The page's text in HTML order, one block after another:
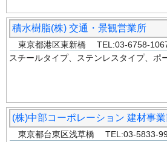
積水樹脂(株) 交通・景観営業所
東京都港区東新橋 TEL:03-6758-
スチールタイプ、ステンレスタイプ、ポ
(株)中部コーポレーション 建材事業
東京都台東区浅草橋 TEL:03-5833-